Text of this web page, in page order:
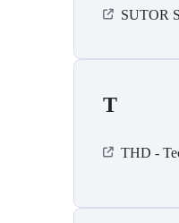
SUTOR
T
THD -